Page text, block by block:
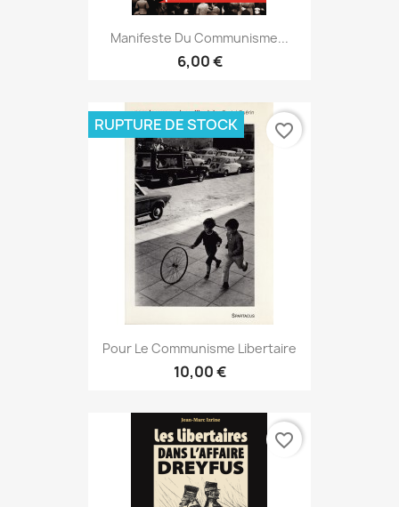
Manifeste Du Communisme...
6,00 €
Pour Le Communisme Libertaire
10,00 €
RUPTURE DE STOCK favorite_border
favorite_border